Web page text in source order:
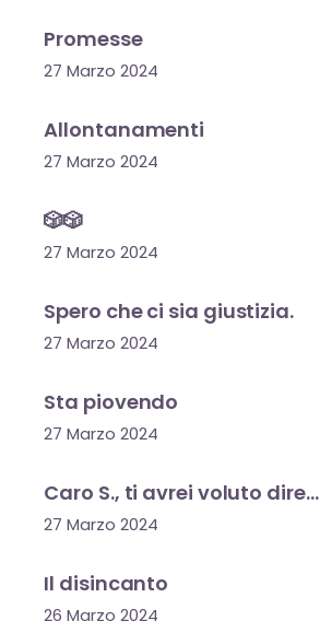
Promesse
27 Marzo 2024
Allontanamenti
27 Marzo 2024
🎲🎲
27 Marzo 2024
Spero che ci sia giustizia.
27 Marzo 2024
Sta piovendo
27 Marzo 2024
Caro S., ti avrei voluto dire…
27 Marzo 2024
Il disincanto
26 Marzo 2024